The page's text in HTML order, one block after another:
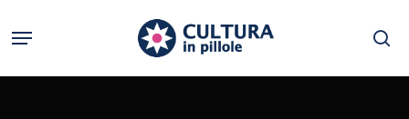
main
content
Menu